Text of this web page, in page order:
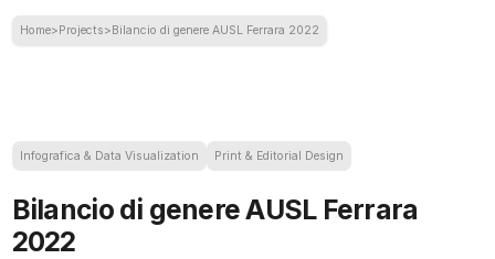
Home>Projects>Bilancio di genere AUSL Ferrara 2022
Bilancio di genere AUSL Ferrara
2022
Infografica & Data Visualization Print & Editorial Design